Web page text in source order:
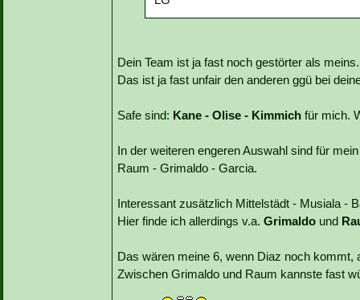
Dein Team ist ja fast noch gestörter als meins.
Das ist ja fast unfair den anderen ggü bei
Safe sind: Kane - Olise - Kimmich für mich.
In der weiteren engeren Auswahl sind für
Raum - Grimaldo - Garcia.
Interessant zusätzlich Mittelstädt - Musiala -
Hier finde ich allerdings v.a. Grimaldo und
Das wären meine 6, wenn Diaz noch kommt,
Zwischen Grimaldo und Raum kannste fast